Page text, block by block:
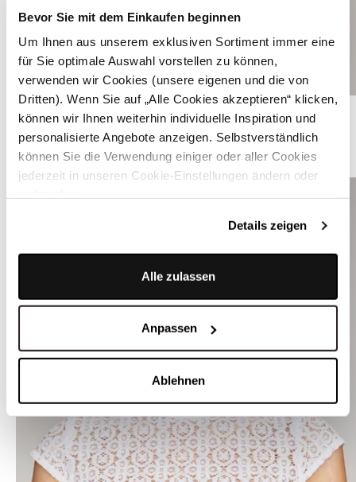
Bevor Sie mit dem Einkaufen beginnen
Um Ihnen aus unserem exklusiven Sortiment immer eine
für Sie optimale Auswahl vorstellen zu können,
verwenden wir Cookies (unsere eigenen und die von
Dritten). Wenn Sie auf „Alle Cookies akzeptieren“ klicken,
können wir Ihnen weiterhin individuelle Inspiration und
personalisierte Angebote anzeigen. Selbstverständlich
können Sie die Verwendung einiger oder aller Cookies
jederzeit in unseren Cookie-Einstellungen ändern oder
Details zeigen
Alle zulassen
Anpassen
Ablehnen
Babyblaues Samt-Dirndl - MARIELLE SUBDUED BLUE
ÄHNLICHE STYLES